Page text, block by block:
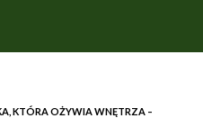
KTÓRA OŻYWIA WNĘTRZA –